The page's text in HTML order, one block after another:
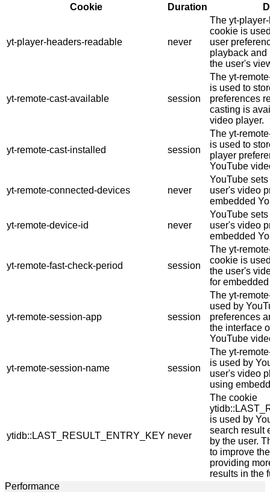
Cookie
Duration
yt-player-headers-readable never
The yt-
cookie is
user
playback and
the user's
yt-remote-cast-available session
The yt-
is used to
preferences
casting is
video player.
yt-remote-cast-installed session
The yt-
is used to
player
YouTube
yt-remote-connected-devices never
YouTube
user's video
embedded
yt-remote-device-id never
YouTube
user's video
embedded
yt-remote-fast-check-period session
The yt-
cookie is
the user's
for
yt-remote-session-app session
The yt-
used by
preferences
the interface
YouTube
yt-remote-session-name session
The yt-
is used by
user's video
using
ytidb::LAST_RESULT_ENTRY_KEY never
The cookie
is used by
search result
by the user.
to improve
providing
results in the
Performance